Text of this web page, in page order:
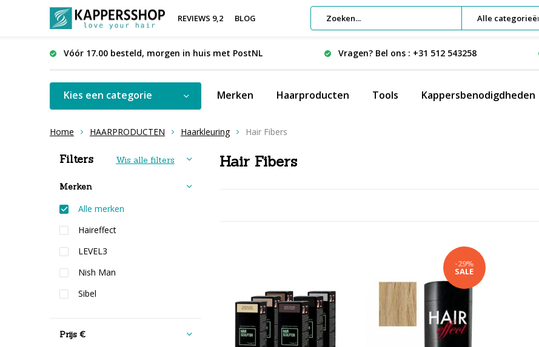
REVIEWS 9,2 BLOG Alle categorieën
Vóór 17.00 besteld, morgen in huis met PostNL Vragen? Bel ons : +31 512 543258
Kies een categorie Merken Haarproducten Tools Kappersbenodigdheden
Home HAARPRODUCTEN Haarkleuring Hair Fibers
Hair Fibers
-29%
SALE
Sorteren op:
Filters Wis alle filters
Merken
Alle merken
Haireffect
LEVEL3
Nish Man
Sibel
Prijs €